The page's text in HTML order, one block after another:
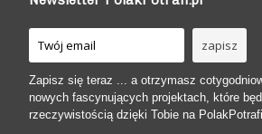
Zapisz się teraz ... a otrzymasz
nowych fascynujących projektach, które
rzeczywistością dzięki Tobie na